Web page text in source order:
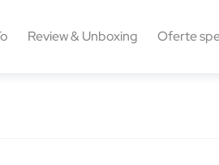
Review & Unboxing Oferte